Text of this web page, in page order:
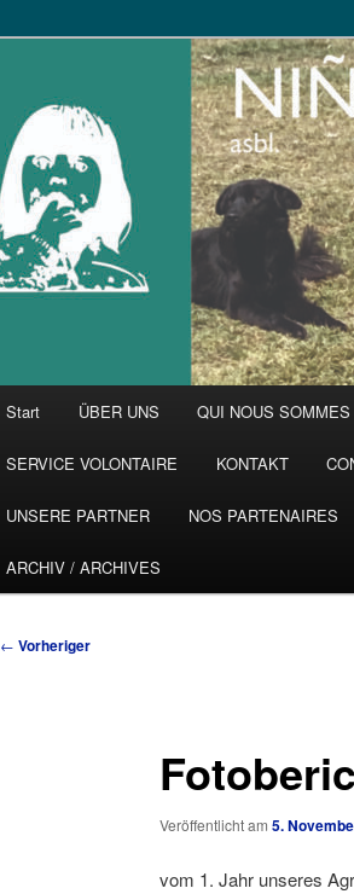
Start ÜBER UNS QUI NOUS SOMMES
SERVICE VOLONTAIRE KONTAKT
UNSERE PARTNER NOS PARTENAIRES
ARCHIV / ARCHIVES
Beitragsnavigation
← Vorheriger
Veröffentlicht am 5.
vom 1. Jahr unseres